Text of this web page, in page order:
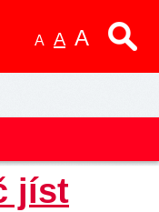
A A A
jíst